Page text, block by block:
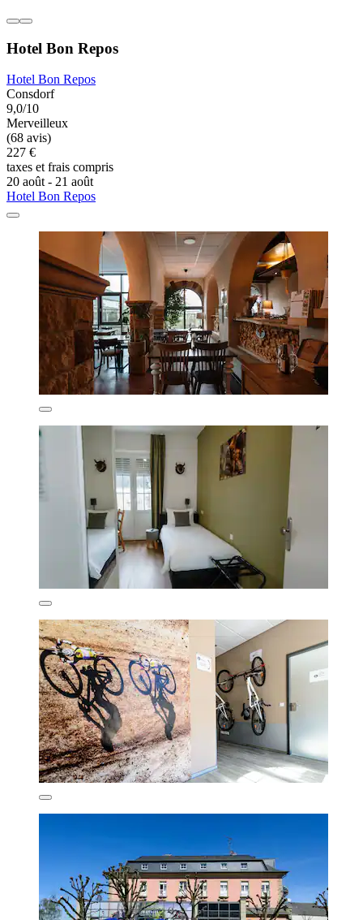
Hotel Bon Repos
Hotel Bon Repos
Consdorf
9,0/10
Merveilleux
(68 avis)
227 €
taxes et frais compris
20 août - 21 août
Hotel Bon Repos